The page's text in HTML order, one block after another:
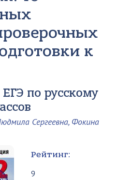
к
по русскому
Сергеевна, Фокина
Рейтинг:
9